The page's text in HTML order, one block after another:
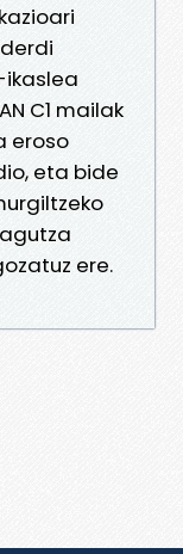
C1 mailak
eroso
eta bide
ere.